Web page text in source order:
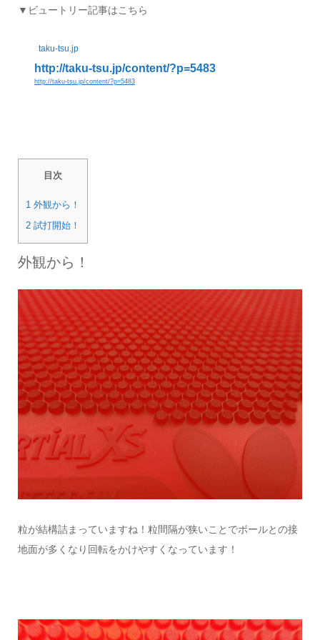
▼ビュートリー記事はこちら
taku-tsu.jp
http://taku-tsu.jp/content/?p=5483
http://taku-tsu.jp/content/?p=5483
目次
1 外観から！
2 試打開始！
外観から！
粒が結構詰まっていますね！粒間隔が狭いことでボールとの接
地面が多くなり回転をかけやすくなっています！